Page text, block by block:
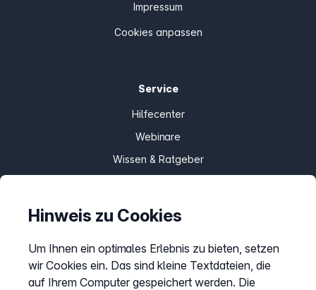
Impressum
Cookies anpassen
Service
Hilfecenter
Webinare
Wissen & Ratgeber
Kündigung
Kundenportal Login
Hinweis zu Cookies
Um Ihnen ein optimales Erlebnis zu bieten, setzen
wir Cookies ein. Das sind kleine Textdateien, die
auf Ihrem Computer gespeichert werden. Die